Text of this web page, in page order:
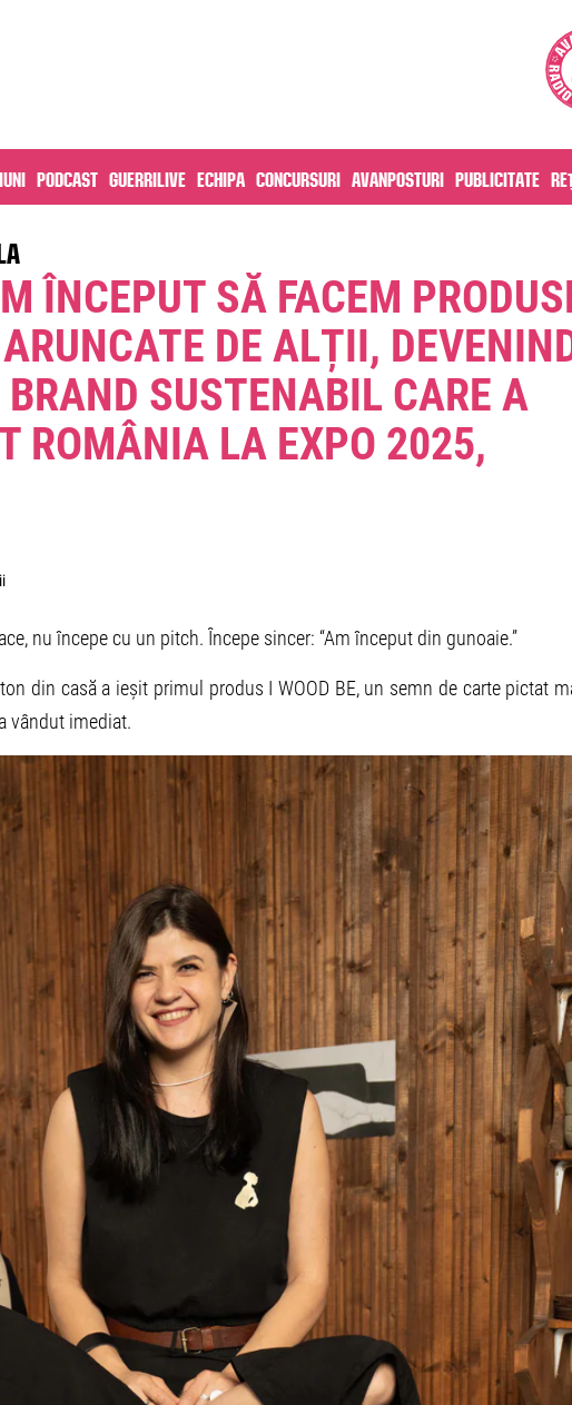
Podcast Guerrilive Echipa Concursuri Avanposturi Publicitate
ÎNCEPUT SĂ FACEM
DE ALȚII,
BRAND SUSTENABIL CARE A
ROMÂNIA LA EXPO 2025,
nu începe cu un pitch. Începe sincer: “Am început din gunoaie.”
din casă a ieșit primul produs I WOOD BE, un semn de carte pictat
vândut imediat.